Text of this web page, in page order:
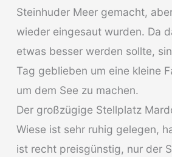
Steinhuder Meer gemacht,
wieder eingesaut wurden. Da
etwas besser werden sollte,
Tag geblieben um eine kleine
um dem See zu machen.
Der großzügige Stellplatz
Wiese ist sehr ruhig gelegen,
ist recht preisgünstig, nur der